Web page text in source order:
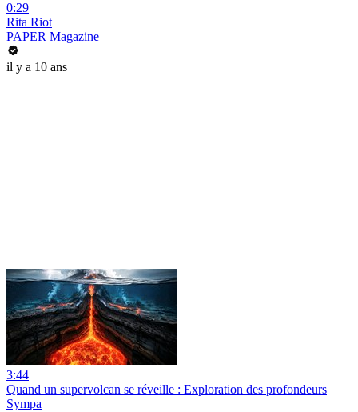
0:29
Rita Riot
PAPER Magazine
il y a 10 ans
3:44
Quand un supervolcan se réveille : Exploration des profondeurs
Sympa